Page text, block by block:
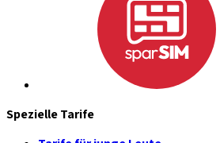
Spezielle Tarife